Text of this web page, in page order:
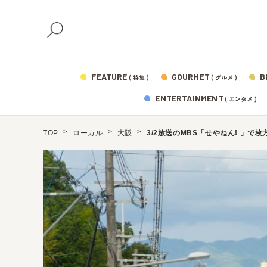
FEATURE ( 特集 ) GOURMET ( グルメ )
ENTERTAINMENT ( エンタメ )
TOP ローカル 大阪 3/2放送のMBS「せやねん! 」で枚